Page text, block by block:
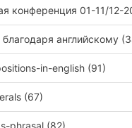
конференция 01-11/12-
английскому
in-english (91)
(67)
phrasal (82)